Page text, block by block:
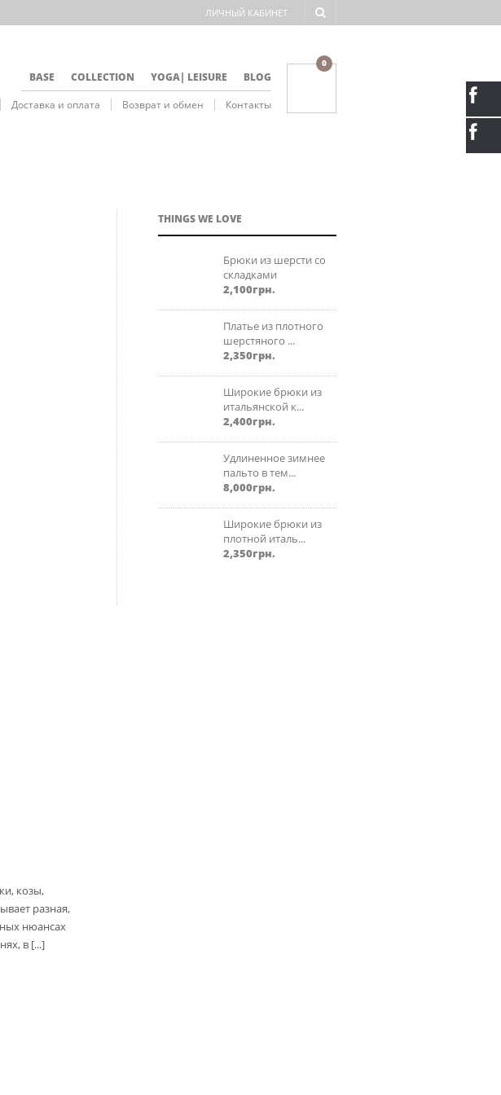
ЛИЧНЫЙ КАБИНЕТ
BASE COLLECTION YOGA| LEISURE
BLOG
Доставка и оплата Возврат и обмен Контакты
0
козы,
разная,
нюансах
в [...]
THINGS WE LOVE
Брюки из шерсти со
складками
2,100грн.
Платье из плотного
шерстяного ...
2,350грн.
Широкие брюки из
итальянской к...
2,400грн.
Удлиненное зимнее
пальто в тем...
8,000грн.
Широкие брюки из
плотной италь...
2,350грн.
NAVIGATION